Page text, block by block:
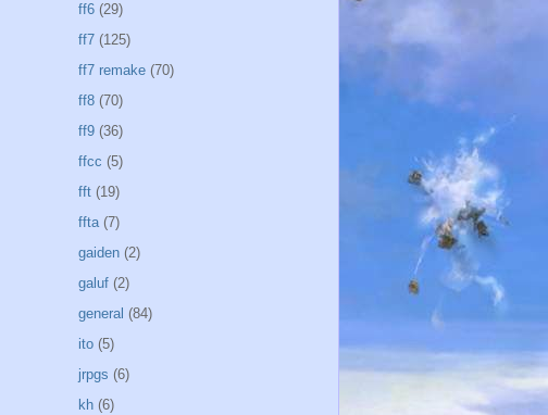
ff6 (29)
ff7 (125)
ff7 remake (70)
ff8 (70)
ff9 (36)
ffcc (5)
fft (19)
ffta (7)
gaiden (2)
galuf (2)
general (84)
ito (5)
jrpgs (6)
kh (6)